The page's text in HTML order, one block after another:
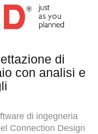
di
con analisi e
di ingegneria
Connection Design